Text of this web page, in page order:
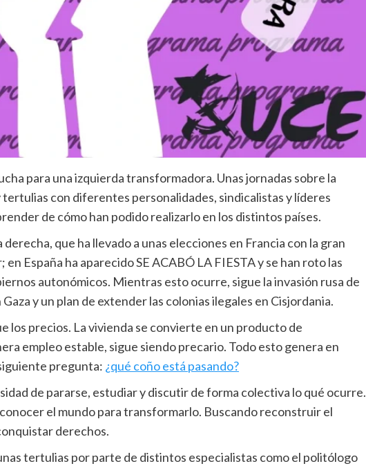
para una izquierda transformadora. Unas jornadas sobre la
con diferentes personalidades, sindicalistas y líderes
de cómo han podido realizarlo en los distintos países.
que ha llevado a unas elecciones en Francia con la gran
España ha aparecido SE ACABÓ LA FIESTA y se han roto las
autonómicos. Mientras esto ocurre, sigue la invasión rusa de
y un plan de extender las colonias ilegales en Cisjordania.
los precios. La vivienda se convierte en un producto de
empleo estable, sigue siendo precario. Todo esto genera en
pregunta: ¿qué coño está pasando?
de pararse, estudiar y discutir de forma colectiva lo qué ocurre.
el mundo para transformarlo. Buscando reconstruir el
derechos.
tertulias por parte de distintos especialistas como el politólogo